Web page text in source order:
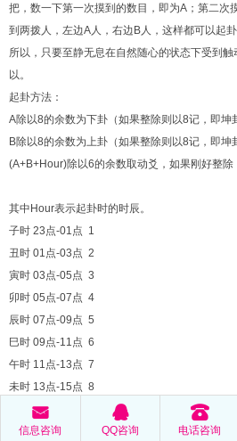
把，数一下第一次摸到的数目，即为A；第二次
到两拨人，左边A人，右边B人，这样都可以起卦
所以，只要至静无息在自然随心的状态下受到
以。
起卦方法：
A除以8的余数为下卦（如果整除则以8记，即坤
B除以8的余数为上卦（如果整除则以8记，即坤
(A+B+Hour)除以6的余数取动爻，如果刚好整除
其中Hour表示起卦时的时辰。
子时 23点-01点 1
丑时 01点-03点 2
寅时 03点-05点 3
卯时 05点-07点 4
辰时 07点-09点 5
巳时 09点-11点 6
午时 11点-13点 7
未时 13点-15点 8
申时 15点-17点 9
酉时 17点-19点 10
󰄸
信息咨询
󰇇
QQ咨询
󰇯
电话咨询